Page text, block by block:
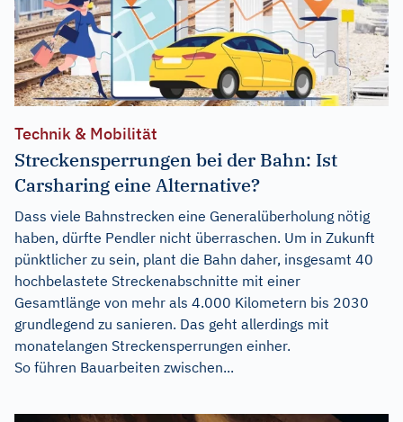
Technik & Mobilität
Streckensperrungen bei der Bahn: Ist
Carsharing eine Alternative?
Dass viele Bahnstrecken eine Generalüberholung nötig
haben, dürfte Pendler nicht überraschen. Um in Zukunft
pünktlicher zu sein, plant die Bahn daher, insgesamt 40
hochbelastete Streckenabschnitte mit einer
Gesamtlänge von mehr als 4.000 Kilometern bis 2030
grundlegend zu sanieren. Das geht allerdings mit
monatelangen Streckensperrungen einher.
So führen Bauarbeiten zwischen...